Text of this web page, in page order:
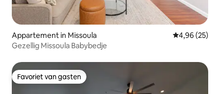
Appartement in Missoula Gemiddelde
4,96 (25)
Gezellig Missoula Babybedje
Favoriet van gasten
Favoriet van gasten